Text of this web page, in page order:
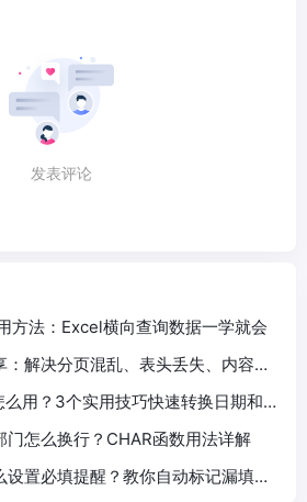
发表评论
方法：Excel横向查询数据一学就会
解决分页混乱、表头丢失、内容截
用？3个实用技巧快速转换日期和数
门怎么换行？CHAR函数用法详解
置必填提醒？教你自动标记漏填数